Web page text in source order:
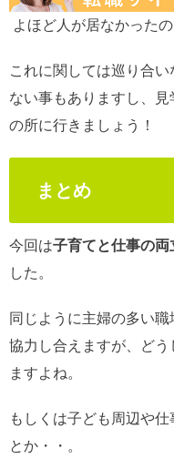
よほど人が居なかったの
これに関しては巡り合
ない事もありますし、
の所に行きましょう！
まとめ
今回は子育てと仕事の両
した。
同じように主婦の多い
協力し合えますが、ど
ますよね。
もしくは子ども周辺や
とか・・。